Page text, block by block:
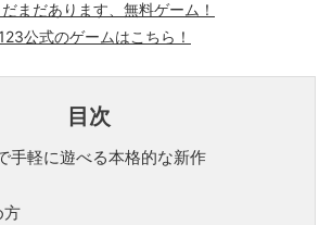
だまだあります、無料ゲーム！
公式のゲームはこちら！
目次
手軽に遊べる本格的な新作
方